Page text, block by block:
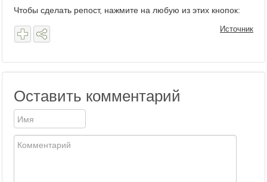
Чтобы сделать репост, нажмите на любую из этих кнопок:
Источник
Оставить комментарий